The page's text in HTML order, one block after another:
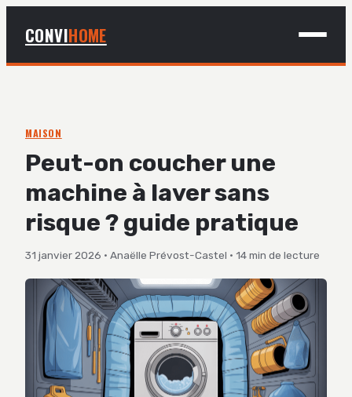
CONVIHOME
BRICOLAGE
DÉCO
JARDINAGE
MAISON
Peut-on coucher une
machine à laver sans
risque ? guide pratique
31 janvier 2026 · Anaëlle Prévost-Castel · 14 min de lecture